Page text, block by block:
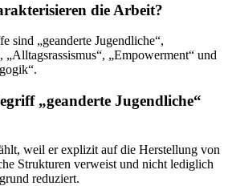
die Arbeit?
sind „geanderte Jugendliche“,
„Alltagsrassismus“, „Empowerment“ und
„geanderte Jugendliche“
weil er explizit auf die Herstellung von
Strukturen verweist und nicht lediglich
reduziert.